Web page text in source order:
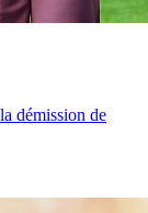
démission de